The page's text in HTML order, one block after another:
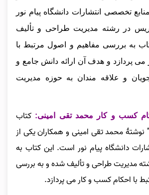
تخصصی انتشارات دانشگاه پیام نور
در رشته مدیریت طراحی و تألیف
به بررسی مفاهیم و اصول مرتبط با
پردازد و هدف آن ارائه دانش جامع و
و علاقه‌ مندان به حوزه مدیریت
کسب و کار محمد تقی امینی: کتاب
محمد تقی امینی و همکاران یکی از
دانشگاه پیام نور است. این کتاب به
مدیریت طراحی و تألیف شده و به بررسی
با احکام کسب و کار می‌ پردازد.